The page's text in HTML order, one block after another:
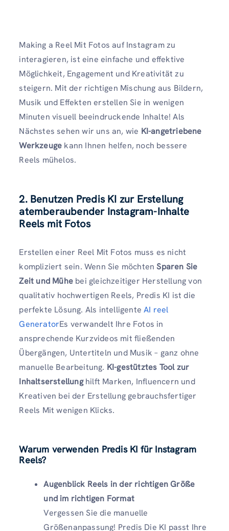
Making a Reel Mit Fotos auf Instagram zu
interagieren, ist eine einfache und effektive
Möglichkeit, Engagement und Kreativität zu
steigern. Mit der richtigen Mischung aus Bildern,
Musik und Effekten erstellen Sie in wenigen
Minuten visuell beeindruckende Inhalte! Als
Nächstes sehen wir uns an, wie KI-angetriebene
Werkzeuge kann Ihnen helfen, noch bessere
Reels mühelos.
2. Benutzen Predis KI zur Erstellung
atemberaubender Instagram-Inhalte
Reels mit Fotos
Erstellen einer Reel Mit Fotos muss es nicht
kompliziert sein. Wenn Sie möchtenSparen Sie
Zeit und Mühe bei gleichzeitiger Herstellung von
qualitativ hochwertigen Reels, Predis KI ist die
perfekte Lösung. Als intelligenteAI reel
GeneratorEs verwandelt Ihre Fotos in
ansprechende Kurzvideos mit fließenden
Übergängen, Untertiteln und Musik – ganz ohne
manuelle Bearbeitung. KI-gestütztes Tool zur
Inhaltserstellunghilft Marken, Influencern und
Kreativen bei der Erstellung gebrauchsfertiger
Reels Mit wenigen Klicks.
Warum verwenden Predis KI für Instagram
Reels?
Augenblick Reels in der richtigen Größe
und im richtigen Format
Vergessen Sie die manuelle
Größenanpassung! Predis Die KI passt Ihre